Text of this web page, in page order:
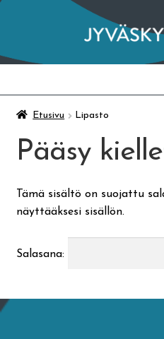
Taidemuseo & Ratamo
Suomen käsityön museo
Skeittihalli
Etusivu Lipasto
Pääsy
Tämä sisältö on suojattu
näyttääksesi sisällön.
Salasana: